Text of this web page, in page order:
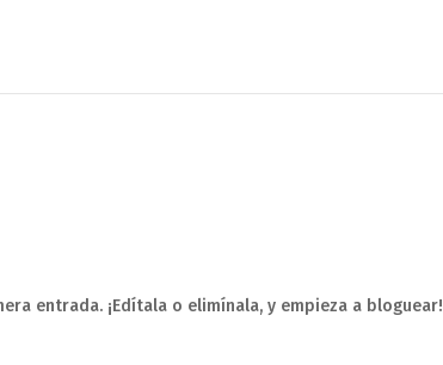
entrada. ¡Edítala o elimínala, y empieza a bloguear!